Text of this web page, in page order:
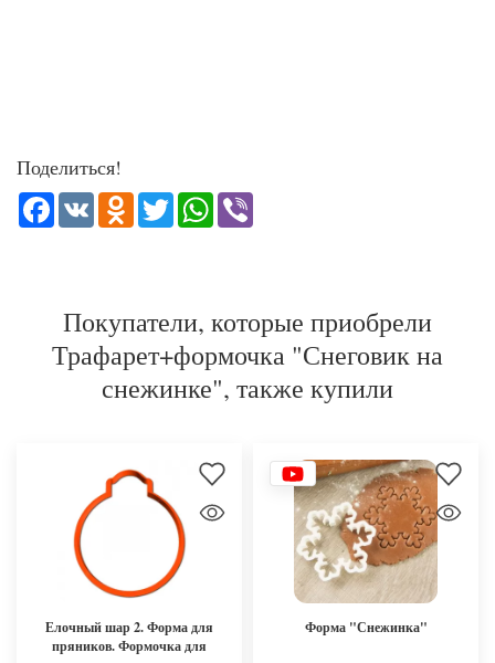
Поделиться!
Facebook
VK Odnoklassniki
TwitterWhatsApp
Покупатели, которые приобрели
Трафарет+формочка "Снеговик на
снежинке", также купили
Елочный шар 2. Форма для
пряников. Формочка для
Форма "Снежинка"